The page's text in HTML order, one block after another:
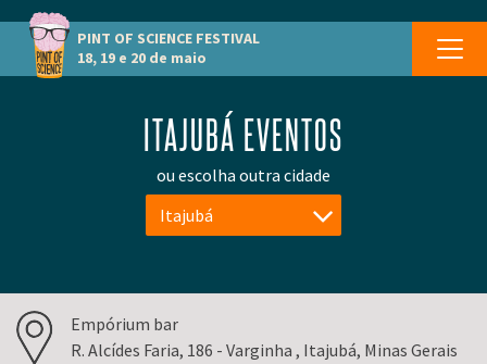
PINT OF SCIENCE FESTIVAL
18, 19 e 20 de maio
ITAJUBÁ EVENTOS
ou escolha outra cidade
Itajubá
Empórium bar
R. Alcídes Faria, 186 - Varginha , Itajubá, Minas Gerais